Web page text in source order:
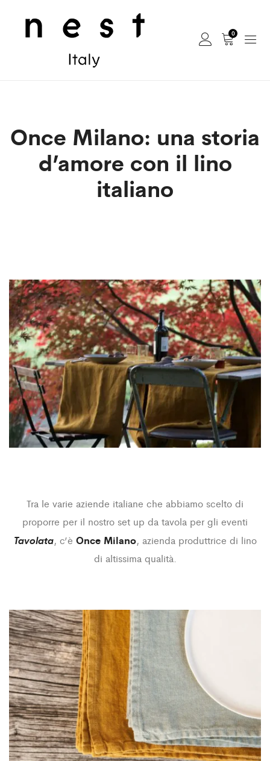
0
Once Milano: una storia
d’amore con il lino
italiano
Tra le varie aziende italiane che abbiamo scelto di
proporre per il nostro set up da tavola per gli eventi
Tavolata, c’è Once Milano, azienda produttrice di lino
di altissima qualità.